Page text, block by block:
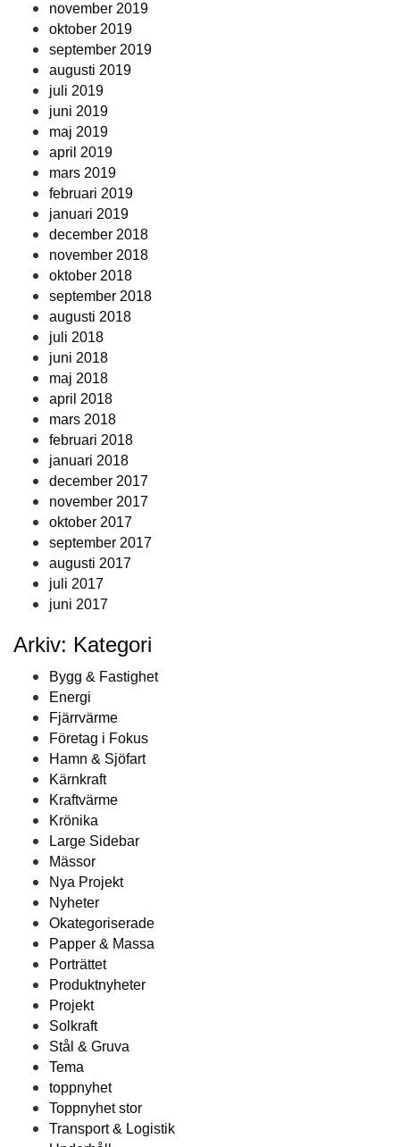
november 2019
oktober 2019
september 2019
augusti 2019
juli 2019
juni 2019
maj 2019
april 2019
mars 2019
februari 2019
januari 2019
december 2018
november 2018
oktober 2018
september 2018
augusti 2018
juli 2018
juni 2018
maj 2018
april 2018
mars 2018
februari 2018
januari 2018
december 2017
november 2017
oktober 2017
september 2017
augusti 2017
juli 2017
juni 2017
Arkiv: Kategori
Bygg & Fastighet
Energi
Fjärrvärme
Företag i Fokus
Hamn & Sjöfart
Kärnkraft
Kraftvärme
Krönika
Large Sidebar
Mässor
Nya Projekt
Nyheter
Okategoriserade
Papper & Massa
Porträttet
Produktnyheter
Projekt
Solkraft
Stål & Gruva
Tema
toppnyhet
Toppnyhet stor
Transport & Logistik